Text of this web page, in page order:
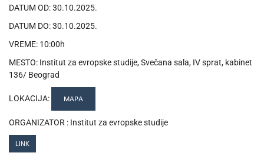
DATUM OD:30.10.2025.
DATUM DO:30.10.2025.
VREME: 10:00h
MESTO: Institut za evropske studije, Svečana sala, IV sprat, kabinet
136/ Beograd
LOKACIJA: MAPA
ORGANIZATOR : Institut za evropske studije
LINK